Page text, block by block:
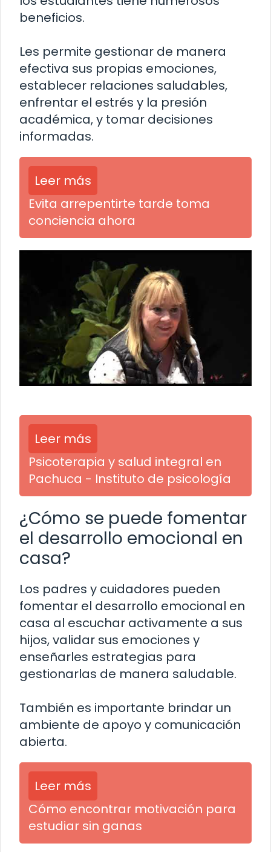
beneficios.
Les permite gestionar de manera
efectiva sus propias emociones,
establecer relaciones saludables,
enfrentar el estrés y la presión
académica, y tomar decisiones
informadas.
Leer más
Evita arrepentirte tarde toma
conciencia ahora
Leer más
Psicoterapia y salud integral en
Pachuca - Instituto de psicología
¿Cómo se puede fomentar
el desarrollo emocional en
casa?
Los padres y cuidadores pueden
fomentar el desarrollo emocional en
casa al escuchar activamente a sus
hijos, validar sus emociones y
enseñarles estrategias para
gestionarlas de manera saludable.
También es importante brindar un
ambiente de apoyo y comunicación
abierta.
Leer más
Cómo encontrar motivación para
estudiar sin ganas